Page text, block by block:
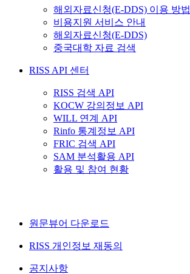
해외자료신청(E-DDS) 이용 방법
비용지원 서비스 안내
해외자료신청(E-DDS)
중국대학 자료 검색
RISS API 센터
RISS 검색 API
KOCW 강의정보 API
WILL 연계 API
Rinfo 통계정보 API
FRIC 검색 API
SAM 분석활용 API
활용 및 참여 현황
원문뷰어 다운로드
RISS 개인정보 재동의
공지사항